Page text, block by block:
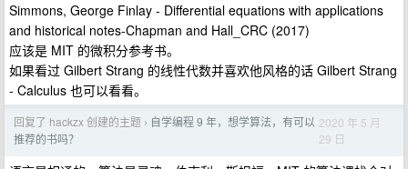
Simmons, George Finlay - Differential equations with applications
and historical notes-Chapman and Hall_CRC (2017)
应该是 MIT 的微积分参考书。
如果看过 Gilbert Strang 的线性代数并喜欢他风格的话 Gilbert Strang
- Calculus 也可以看看。
回复了 hackzx 创建的主题 › 自学编程 9 年，想学算法，有可以
推荐的书吗？
2020 年 5 月
29 日